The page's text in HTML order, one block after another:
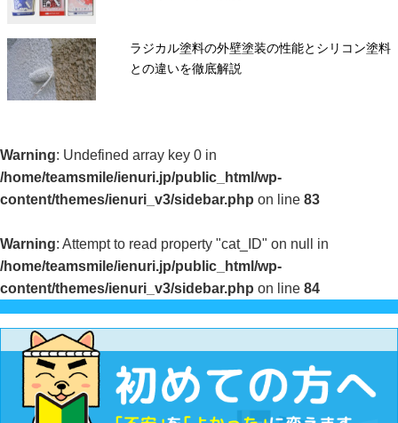
ラジカル塗料の外壁塗装の性能とシリコン塗料
との違いを徹底解説
Warning: Undefined array key 0 in
/home/teamsmile/ienuri.jp/public_html/wp-
content/themes/ienuri_v3/sidebar.php on line 83
Warning: Attempt to read property "cat_ID" on null in
/home/teamsmile/ienuri.jp/public_html/wp-
content/themes/ienuri_v3/sidebar.php on line 84